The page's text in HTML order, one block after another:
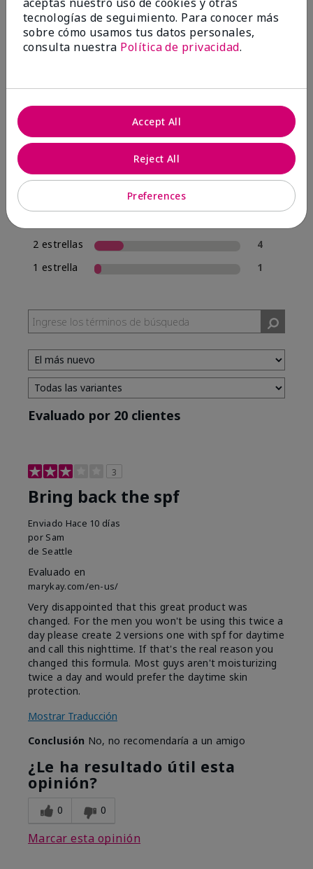
4.0
70% de los encuestados recomendaría a un amigo.
5 estrellas
12
2 estrellas
4
1 estrella
1
Evaluado por 20 clientes
3
Bring back the spf
Enviado Hace 10 días
por Sam
de Seattle
Evaluado en
marykay.com/en-us/
Very disappointed that this great product was
changed. For the men you won't be using this twice a
day please create 2 versions one with spf for daytime
and call this nighttime. If that's the real reason you
changed this formula. Most guys aren't moisturizing
twice a day and would prefer the daytime skin
protection.
Mostrar Traducción
Conclusión No, no recomendaría a un amigo
¿Le ha resultado útil esta
opinión?
0 0
Marcar esta opinión
tecnologías de seguimiento. Para conocer más
sobre cómo usamos tus datos personales,
consulta nuestra Política de privacidad.
Preferences
Reject All
Accept All